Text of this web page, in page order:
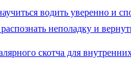
водить уверенно и
неполадку и
скотча для